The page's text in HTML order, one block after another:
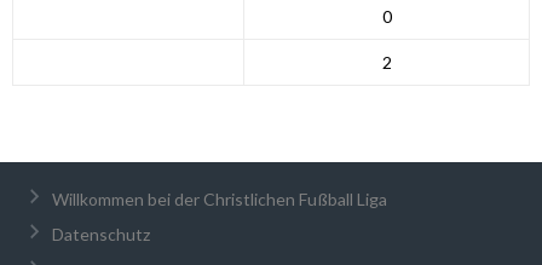
0
2
Willkommen bei der Christlichen Fußball Liga
Datenschutz